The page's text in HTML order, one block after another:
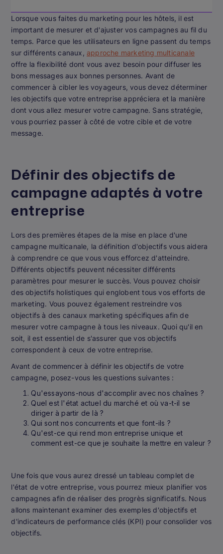
Lorsque vous faites du marketing pour les hôtels, il est
important de mesurer et d'ajuster vos campagnes au fil du
temps. Parce que les utilisateurs en ligne passent du temps
sur différents canaux, approche marketing multicanale
offre la flexibilité dont vous avez besoin pour diffuser les
bons messages aux bonnes personnes. Avant de
commencer à cibler les voyageurs, vous devez déterminer
les objectifs que votre entreprise appréciera et la manière
dont vous allez mesurer votre campagne. Sans stratégie,
vous pourriez passer à côté de votre cible et de votre
message.
Définir des objectifs de
campagne adaptés à votre
entreprise
Lors des premières étapes de la mise en place d'une
campagne multicanale, la définition d'objectifs vous aidera
à comprendre ce que vous vous efforcez d'atteindre.
Différents objectifs peuvent nécessiter différents
paramètres pour mesurer le succès. Vous pouvez choisir
des objectifs holistiques qui englobent tous vos efforts de
marketing. Vous pouvez également restreindre vos
objectifs à des canaux marketing spécifiques afin de
mesurer votre campagne à tous les niveaux. Quoi qu'il en
soit, il est essentiel de s'assurer que vos objectifs
correspondent à ceux de votre entreprise.
Avant de commencer à définir les objectifs de votre
campagne, posez-vous les questions suivantes :
Qu'essayons-nous d'accomplir avec nos chaînes ?
Quel est l'état actuel du marché et où va-t-il se
diriger à partir de là ?
Qui sont nos concurrents et que font-ils ?
Qu'est-ce qui rend mon entreprise unique et
comment est-ce que je souhaite la mettre en valeur ?
Une fois que vous aurez dressé un tableau complet de
l'état de votre entreprise, vous pourrez mieux planifier vos
campagnes afin de réaliser des progrès significatifs. Nous
allons maintenant examiner des exemples d'objectifs et
d'indicateurs de performance clés (KPI) pour consolider vos
objectifs.